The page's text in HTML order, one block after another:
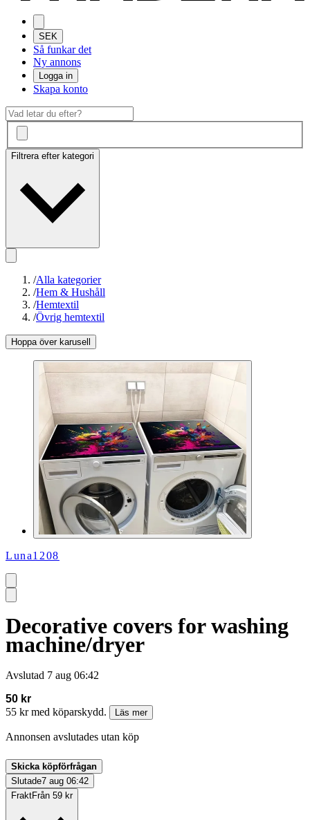
SEK
Så funkar det
Ny annons
Logga in
Skapa konto
Filtrera efter kategori
/Alla kategorier
/Hem & Hushåll
/Hemtextil
/Övrig hemtextil
Hoppa över karusell
Luna1208
Decorative covers for washing
machine/dryer
Avslutad 7 aug 06:42
50 kr
55 kr med köparskydd.
Läs mer
Annonsen avslutades utan köp
Skicka köpförfrågan
Slutade7 aug 06:42
FraktFrån 59 kr